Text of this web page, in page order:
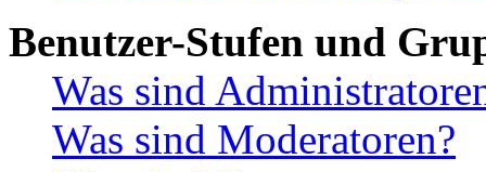
Benutzer-Stufen und
Was sind
Was sind Moderatoren?